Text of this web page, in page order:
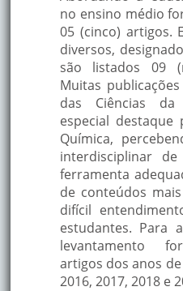
no ensino médio
05 (cinco) artigos.
diversos,
são listados 09
Muitas
das Ciências da
especial destaque
Química,
interdisciplinar
ferramenta
de conteúdos
difícil
estudantes. Para
levantamento
artigos dos anos de
2016, 2017, 2018 e